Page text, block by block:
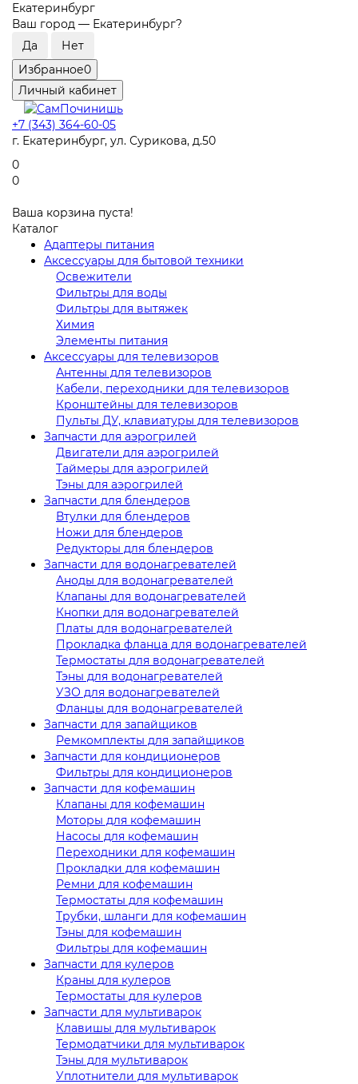
Екатеринбург
Ваш город — Екатеринбург?
Избранное0
Личный кабинет
+7 (343) 364-60-05
г. Екатеринбург, ул. Сурикова, д.50
0
0
Ваша корзина пуста!
Каталог
Адаптеры питания
Аксессуары для бытовой техники
Освежители
Фильтры для воды
Фильтры для вытяжек
Химия
Элементы питания
Аксессуары для телевизоров
Антенны для телевизоров
Кабели, переходники для телевизоров
Кронштейны для телевизоров
Пульты ДУ, клавиатуры для телевизоров
Запчасти для аэрогрилей
Двигатели для аэрогрилей
Таймеры для аэрогрилей
Тэны для аэрогрилей
Запчасти для блендеров
Втулки для блендеров
Ножи для блендеров
Редукторы для блендеров
Запчасти для водонагревателей
Аноды для водонагревателей
Клапаны для водонагревателей
Кнопки для водонагревателей
Платы для водонагревателей
Прокладка фланца для водонагревателей
Термостаты для водонагревателей
Тэны для водонагревателей
УЗО для водонагревателей
Фланцы для водонагревателей
Запчасти для запайщиков
Ремкомплекты для запайщиков
Запчасти для кондиционеров
Фильтры для кондиционеров
Запчасти для кофемашин
Клапаны для кофемашин
Моторы для кофемашин
Насосы для кофемашин
Переходники для кофемашин
Прокладки для кофемашин
Ремни для кофемашин
Термостаты для кофемашин
Трубки, шланги для кофемашин
Тэны для кофемашин
Фильтры для кофемашин
Запчасти для кулеров
Краны для кулеров
Термостаты для кулеров
Запчасти для мультиварок
Клавишы для мультиварок
Термодатчики для мультиварок
Тэны для мультиварок
Уплотнители для мультиварок